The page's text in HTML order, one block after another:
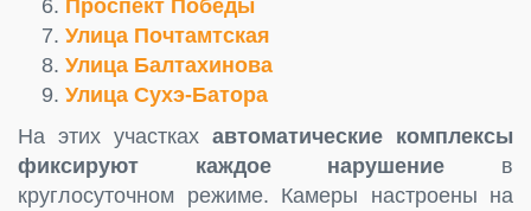
Проспект Победы
Улица Почтамтская
Улица Балтахинова
Улица Сухэ-Батора
На этих участках автоматические комплексы
фиксируют каждое нарушение в
круглосуточном режиме. Камеры настроены на